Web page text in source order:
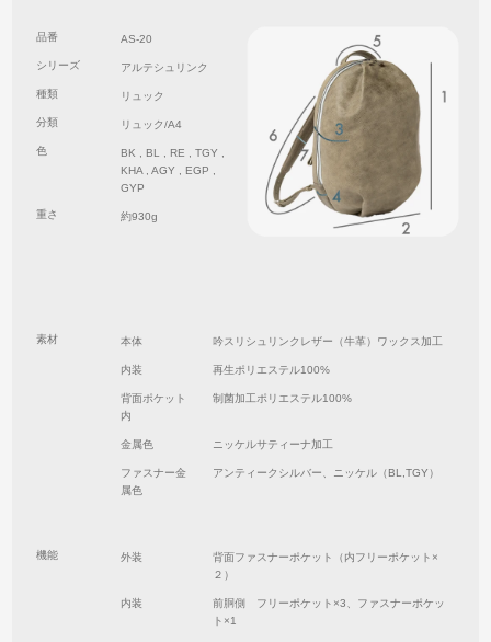
品番 AS-20
シリーズ アルテシュリンク
種類 リュック
分類 リュック/A4
色
BK , BL , RE , TGY ,
KHA , AGY , EGP ,
GYP
重さ 約930g
素材 本体 吟スリシュリンクレザー（牛革）ワックス加工
内装 再生ポリエステル100%
背面ポケット
内
制菌加工ポリエステル100%
金属色 ニッケルサティーナ加工
ファスナー金
属色
アンティークシルバー、ニッケル（BL,TGY）
機能 外装
背面ファスナーポケット（内フリーポケット×
２）
内装
前胴側 フリーポケット×3、ファスナーポケッ
ト×1